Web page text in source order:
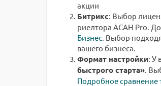
акции
Битрикс: Выбор
риелтора АСАН Pro.
Бизнес. Выбор
вашего бизнеса.
Формат настройки: У
быстрого старта».
Подробное сравнение